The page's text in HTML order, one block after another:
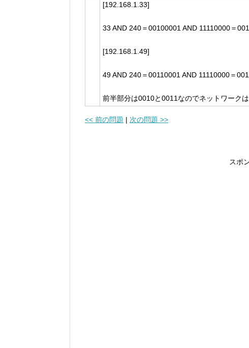
[192.168.1.33]
33 AND 240＝00100001 AND 11110000＝
[192.168.1.49]
49 AND 240＝00110001 AND 11110000＝
前半部分は0010と0011なのでネットワークは
<< 前の問題 | 次の問題 >>
スポ